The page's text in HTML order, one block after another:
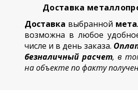
Доставка
Доставка выбранной
возможна в любое
числе и в день заказа.
безналичный расчет, в
на объекте по факту